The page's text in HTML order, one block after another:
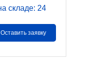
складе: 24
Оставить заявку